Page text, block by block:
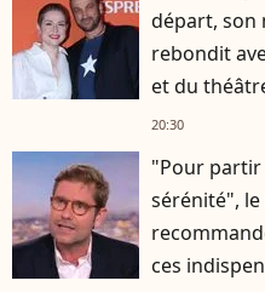
départ, son
rebondit
et du
20:30
"Pour partir
sérénité",
ces